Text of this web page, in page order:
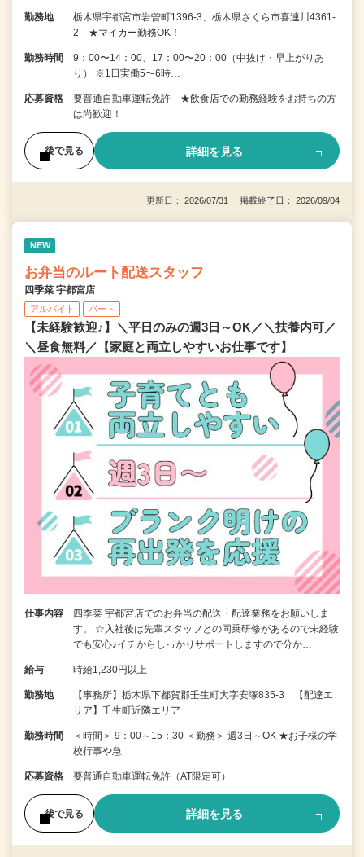
勤務地
栃木県宇都宮市岩曽町1396-3、栃木県さくら市喜連川4361-
2 ★マイカー勤務OK！
勤務時間
9：00〜14：00、17：00〜20：00（中抜け・早上がりあ
り） ※1日実働5〜6時…
応募資格
要普通自動車運転免許 ★飲食店での勤務経験をお持ちの方
は尚歓迎！
後で見る 詳細を見る
更新日： 2026/07/31 掲載終了日： 2026/09/04
NEW
お弁当のルート配送スタッフ
四季菜 宇都宮店
アルバイト パート
【未経験歓迎♪】＼平日のみの週3日～OK／＼扶養内可／
＼昼食無料／【家庭と両立しやすいお仕事です】
仕事内容
四季菜 宇都宮店でのお弁当の配送・配達業務をお願いしま
す。 ☆入社後は先輩スタッフとの同乗研修があるので未経験
でも安心♪イチからしっかりサポートしますので分か…
給与 時給1,230円以上
勤務地
【事務所】栃木県下都賀郡壬生町大字安塚835-3 【配達エ
リア】壬生町近隣エリア
勤務時間
＜時間＞ 9：00～15：30 ＜勤務＞ 週3日～OK ★お子様の学
校行事や急…
応募資格 要普通自動車運転免許（AT限定可）
後で見る 詳細を見る